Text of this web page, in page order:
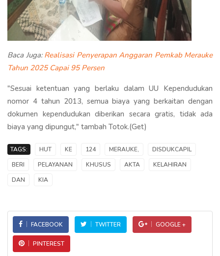
Baca Juga:Realisasi Penyerapan Anggaran Pemkab Merauke
Tahun 2025 Capai 95 Persen
"Sesuai ketentuan yang berlaku dalam UU Kependudukan
nomor 4 tahun 2013, semua biaya yang berkaitan dengan
dokumen kependudukan diberikan secara gratis, tidak ada
biaya yang dipungut," tambah Totok.(Get)
TAGS: HUT KE 124 MERAUKE,
DISDUKCAPIL
BERI
PELAYANAN KHUSUS AKTA
KELAHIRAN
DAN
KIA
FACEBOOK TWITTER GOOGLE +
PINTEREST